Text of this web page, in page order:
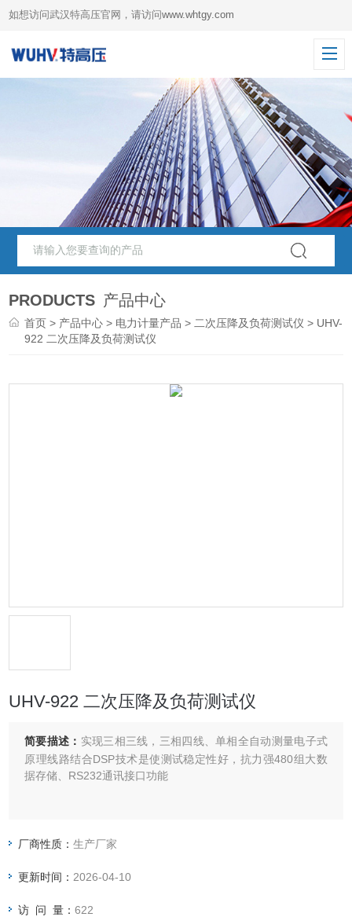
如想访问武汉特高压官网，请访问www.whtgy.com
PRODUCTS 产品中心
首页 > 产品中心 > 电力计量产品 > 二次压降及负荷测试仪 > UHV-
922 二次压降及负荷测试仪
UHV-922 二次压降及负荷测试仪
简要描述： 实现三相三线，三相四线、单相全自动测量电子式
原理线路结合DSP技术是使测试稳定性好，抗力强480组大数
据存储、RS232通讯接口功能
厂商性质：生产厂家
更新时间： 2026-04-10
访 问 量：622